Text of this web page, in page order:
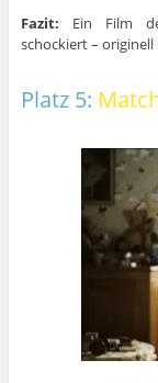
Fazit: Ein Film
schockiert –
Platz 5: